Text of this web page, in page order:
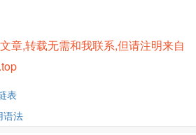
章,转载无需和我联系,但请注明来自
表
语法